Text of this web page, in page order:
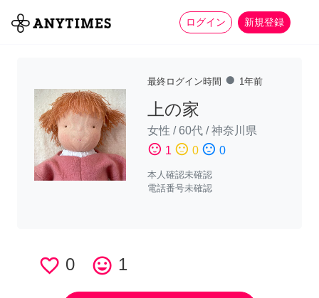
ログイン 新規登録
全て 家事 more_horiz
最終ログイン時間 fiber_manual_record 1年前
上の家
女性 /60代 /神奈川県
sentiment_satisfied 1 sentiment_neutral 0 sentiment_dissatisfied 0
本人確認未確認
電話番号未確認
favorite_border 0 tag_faces 1